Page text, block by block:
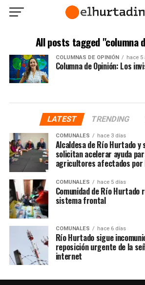
All posts tagged "columna
COLUMNAS DE OPINIÓN hace 5
Columna de Opinión: Los
LATEST TRENDING
COMUNALES hace 3 días
Alcaldesa de Río Hurtado
solicitan acelerar ayuda
agricultores afectados por
COMUNALES hace 5 días
Comunidad de Río Hurtado
sistema frontal
COMUNALES hace 6 días
Río Hurtado sigue
reposición urgente de la
internet